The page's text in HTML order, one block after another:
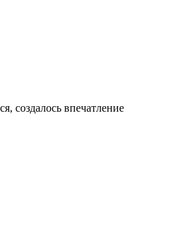
создалось впечатление